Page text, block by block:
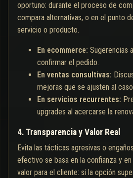
oportuno: durante el proceso de
compara alternativas, o en el punto
servicio o producto.
En ecommerce: Sugerencias
confirmar el pedido.
En ventas consultivas:
mejoras que se ajusten al
En servicios recurrentes:
upgrades al acercarse la
4. Transparencia y Valor Real
Evita las tácticas agresivas o
efectivo se basa en la confianza y
valor para el cliente: si la opción